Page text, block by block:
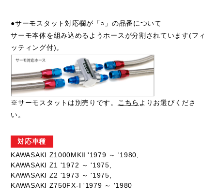
●サーモスタット対応欄が「○」の品番について
サーモ本体を組み込めるようホースが分割されています(フィ
ッティング付)。
※サーモスタットは別売りです。 こちらよりお選びくださ
い。
対応車種
KAWASAKI Z1000MKⅡ '1979 ～ '1980,
KAWASAKI Z1 '1972 ～ '1975,
KAWASAKI Z2 '1973 ～ '1975,
KAWASAKI Z750FX-Ⅰ '1979 ～ '1980